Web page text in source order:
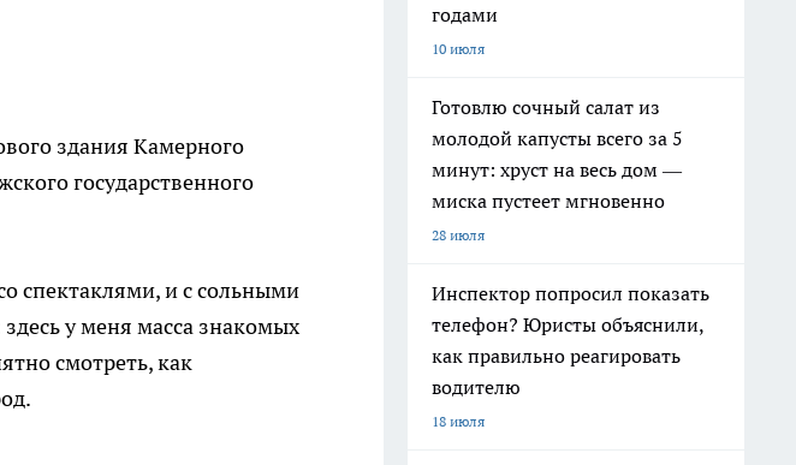
здания Камерного
государственного
спектаклями, и с сольными
у меня масса знакомых
смотреть, как
годами
10 июля
Готовлю сочный салат из
молодой капусты всего за 5
минут: хруст на весь дом —
миска пустеет мгновенно
28 июля
Инспектор попросил показать
телефон? Юристы объяснили,
как правильно реагировать
водителю
18 июля